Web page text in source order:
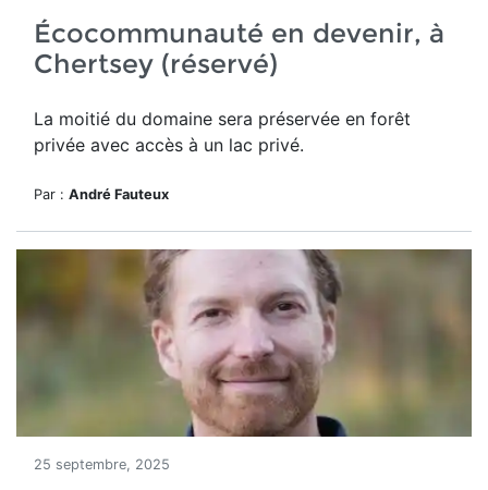
Écocommunauté en devenir, à
Chertsey (réservé)
La moitié du domaine sera préservée en forêt
privée avec accès à un lac privé.
Par : André Fauteux
25 septembre, 2025